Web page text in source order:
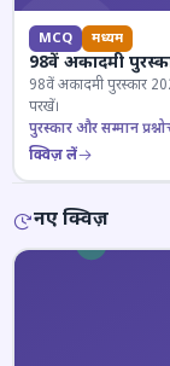
MCQ मध्यम
98वें अकादमी
98वें अकादमी पुरस्कार
परखें।
पुरस्कार और सम्मान
क्विज़ लें
नए क्विज़